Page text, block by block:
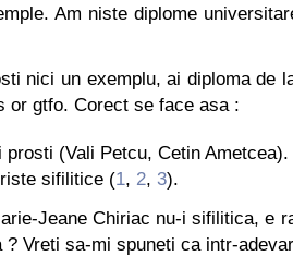
Am niste diplome
nici un exemplu, ai diploma de
or gtfo. Corect se face asa :
prosti (Vali Petcu, Cetin Ametcea).
sifilitice (1, 2, 3).
Jeane Chiriac nu-i sifilitica, e
? Vreti sa-mi spuneti ca intr-